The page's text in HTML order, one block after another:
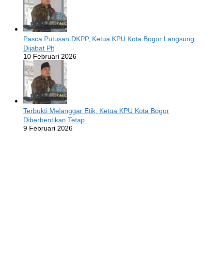
Pasca Putusan DKPP, Ketua KPU Kota Bogor Langsung
Dijabat Plt
10 Februari 2026
Terbukti Melanggar Etik, Ketua KPU Kota Bogor
Diberhentikan Tetap
9 Februari 2026